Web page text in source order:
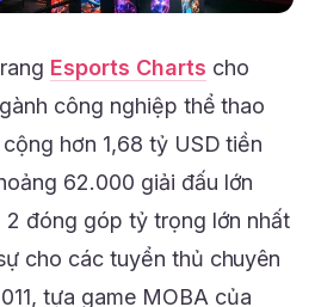
Esports Charts cho
công nghiệp thể thao
hơn 1,68 tỷ USD tiền
62.000 giải đấu lớn
2 đóng góp tỷ trọng lớn nhất
cho các tuyển thủ chuyên
tựa game MOBA của